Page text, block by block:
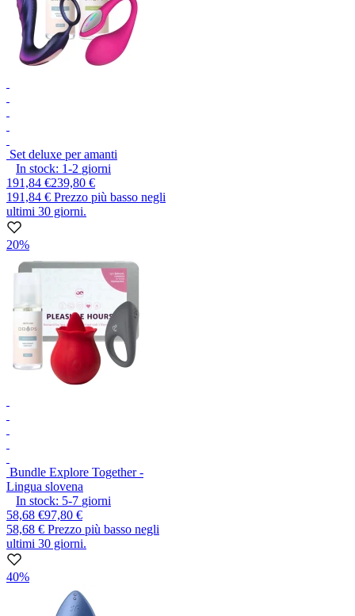
Set deluxe per amanti
In stock: 1-2 giorni
191,84 €239,80 €
191,84 € Prezzo più basso negli
ultimi 30 giorni.
20%
Bundle Explore Together -
Lingua slovena
In stock: 5-7 giorni
58,68 €97,80 €
58,68 € Prezzo più basso negli
ultimi 30 giorni.
40%